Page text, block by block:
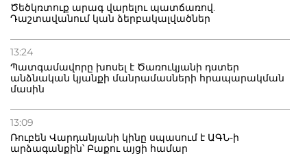
Ծեծկռտուք արագ վարելու պատճառով.
Դաշտավանում կան ձերբակալվածներ
13:24
Պատգամավորը խոսել է Ծառուկյանի դստեր
անձնական կյանքի մանրամասների հրապարակման
մասին
13:09
Ռուբեն Վարդանյանի կինը սպասում է ԱԳՆ-ի
արձագանքին՝ Բաքու այցի համար
30.07.2026
Ձկնաբույծներին կտրվի 450 մլն դրամ.
27.07.2026
Բաքվու հայ գերու վիճակը վատթարացել է. ընտանիքը